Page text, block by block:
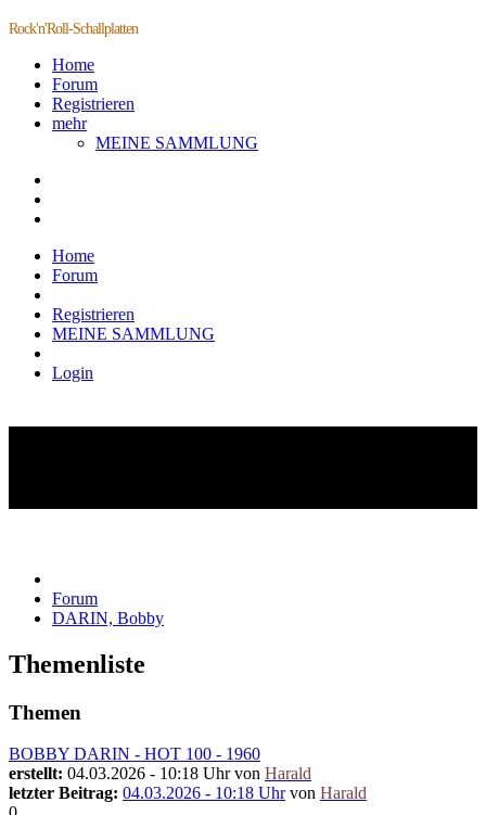
Rock'n'Roll-Schallplatten
Home
Forum
Registrieren
mehr
MEINE SAMMLUNG
Home
Forum
Registrieren
MEINE SAMMLUNG
Login
Forum
DARIN, Bobby
Themenliste
Themen
BOBBY DARIN - HOT 100 - 1960
erstellt: 04.03.2026 - 10:18 Uhr von Harald
letzter Beitrag: 04.03.2026 - 10:18 Uhrvon Harald